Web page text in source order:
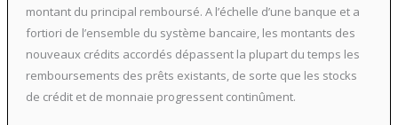
montant du principal remboursé. A l’échelle d’une banque et a
fortiori de l’ensemble du système bancaire, les montants des
nouveaux crédits accordés dépassent la plupart du temps les
remboursements des prêts existants, de sorte que les stocks
de crédit et de monnaie progressent continûment.